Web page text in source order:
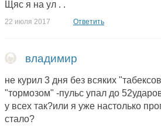
Щяс я на ул . .
22 июля 2017 Ответить
владимир
не курил 3 дня без всяких
"тормозом" -пульс упал до
у всех так?или я уже настолько
стало?